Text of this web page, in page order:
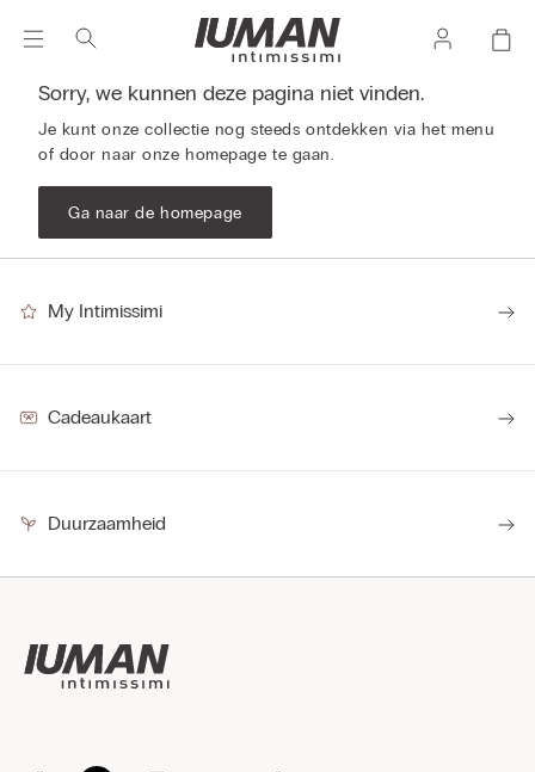
Sorry, we kunnen deze pagina niet vinden.
Je kunt onze collectie nog steeds ontdekken via het menu
of door naar onze homepage te gaan.
Ga naar de homepage
My Intimissimi
Cadeaukaart
Duurzaamheid